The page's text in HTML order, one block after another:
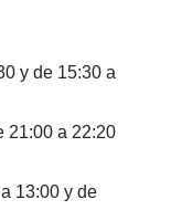
y de 15:30 a
21:00 a 22:20
13:00 y de